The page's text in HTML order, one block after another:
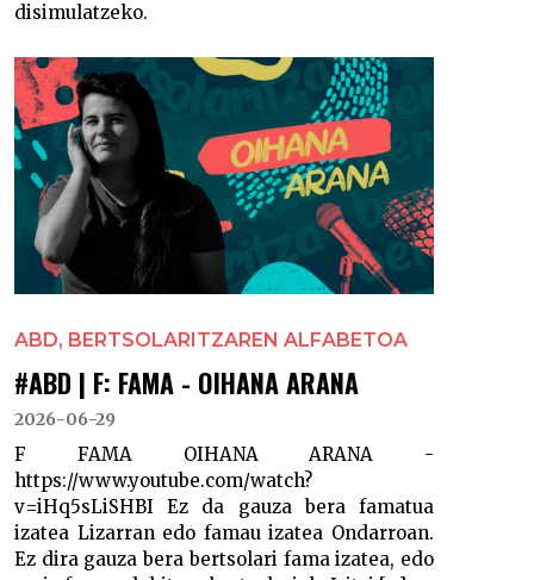
disimulatzeko.
ABD, BERTSOLARITZAREN ALFABETOA
#ABD | F: FAMA - OIHANA ARANA
2026-06-29
F FAMA OIHANA ARANA -
https://www.youtube.com/watch?
v=iHq5sLiSHBI Ez da gauza bera famatua
izatea Lizarran edo famau izatea Ondarroan.
Ez dira gauza bera bertsolari fama izatea, edo